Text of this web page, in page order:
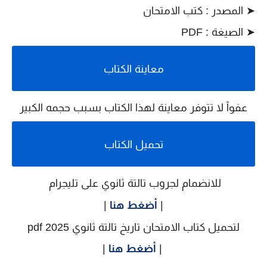
➤ المصدر : كتب الامتحان
➤ الصيغة : PDF
معاينة الكتاب
عفوآ لا تتوفر معاينة لهذا الكتاب بسبب حجمه الكبير
تحميل الكتاب
للانضمام لجروب تالتة ثانوي على تليجرام
أضغط هنا
لتحميل كتاب الامتحان تاريخ تالتة ثانوي 2025 pdf
أضغط هنا